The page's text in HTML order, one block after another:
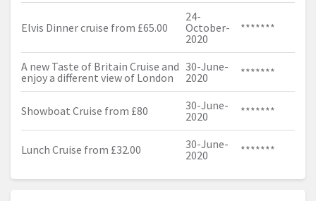
Elvis Dinner cruise from £65.00
24-
October-
2020
*******
A new Taste of Britain Cruise and
enjoy a different view of London
30-June-
2020
*******
Showboat Cruise from £80
30-June-
2020
*******
Lunch Cruise from £32.00
30-June-
2020
*******